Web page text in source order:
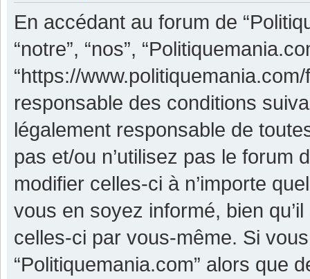
En accédant au forum de
“notre”, “nos”,
“https://
responsable des conditions
légalement responsable de
pas et/ou n’utilisez pas le forum
modifier celles-ci à n’importe
vous en soyez informé, bien
celles-ci par vous-même. Si
“Politiquemania.com” alors que